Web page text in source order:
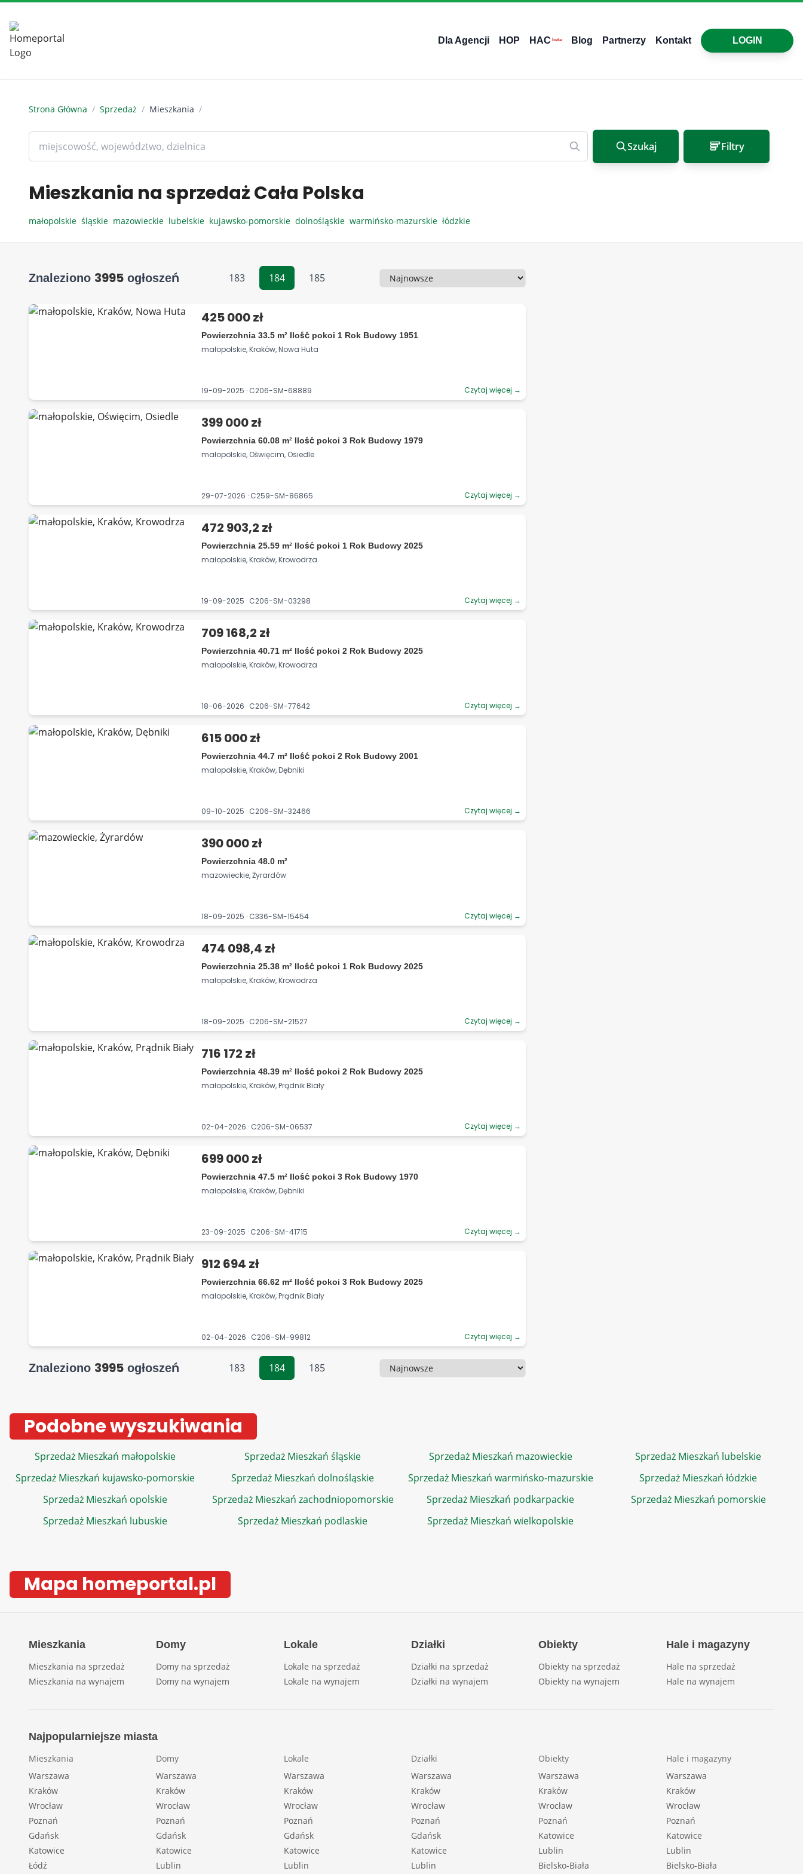
Dla Agencji HOP HAC beta Blog Partnerzy Kontakt LOGIN
Strona Główna / Sprzedaż / Mieszkania /
Szukaj Filtry
Mieszkania na sprzedaż Cała Polska
małopolskie śląskie mazowieckie lubelskie kujawsko-pomorskie dolnośląskie warmińsko-mazurskie łódzkie
Znaleziono 3995 ogłoszeń 183 184 185 Sortowanie
425 000 zł
Powierzchnia 33.5 m² Ilość pokoi 1 Rok Budowy 1951
małopolskie, Kraków, Nowa Huta
19-09-2025 · C206-SM-68889 Czytaj więcej →
399 000 zł
Powierzchnia 60.08 m² Ilość pokoi 3 Rok Budowy 1979
małopolskie, Oświęcim, Osiedle
29-07-2026 · C259-SM-86865 Czytaj więcej →
472 903,2 zł
Powierzchnia 25.59 m² Ilość pokoi 1 Rok Budowy 2025
małopolskie, Kraków, Krowodrza
19-09-2025 · C206-SM-03298 Czytaj więcej →
709 168,2 zł
Powierzchnia 40.71 m² Ilość pokoi 2 Rok Budowy 2025
małopolskie, Kraków, Krowodrza
18-06-2026 · C206-SM-77642 Czytaj więcej →
615 000 zł
Powierzchnia 44.7 m² Ilość pokoi 2 Rok Budowy 2001
małopolskie, Kraków, Dębniki
09-10-2025 · C206-SM-32466 Czytaj więcej →
390 000 zł
Powierzchnia 48.0 m²
mazowieckie, Żyrardów
18-09-2025 · C336-SM-15454 Czytaj więcej →
474 098,4 zł
Powierzchnia 25.38 m² Ilość pokoi 1 Rok Budowy 2025
małopolskie, Kraków, Krowodrza
18-09-2025 · C206-SM-21527 Czytaj więcej →
716 172 zł
Powierzchnia 48.39 m² Ilość pokoi 2 Rok Budowy 2025
małopolskie, Kraków, Prądnik Biały
02-04-2026 · C206-SM-06537 Czytaj więcej →
699 000 zł
Powierzchnia 47.5 m² Ilość pokoi 3 Rok Budowy 1970
małopolskie, Kraków, Dębniki
23-09-2025 · C206-SM-41715 Czytaj więcej →
912 694 zł
Powierzchnia 66.62 m² Ilość pokoi 3 Rok Budowy 2025
małopolskie, Kraków, Prądnik Biały
02-04-2026 · C206-SM-99812 Czytaj więcej →
Znaleziono 3995 ogłoszeń 183 184 185 Sortowanie
Podobne wyszukiwania
Sprzedaż Mieszkań małopolskie Sprzedaż Mieszkań śląskie Sprzedaż Mieszkań mazowieckie
Sprzedaż Mieszkań lubelskie
Sprzedaż Mieszkań kujawsko-pomorskie
Sprzedaż Mieszkań dolnośląskie Sprzedaż Mieszkań warmińsko-mazurskie
Sprzedaż Mieszkań łódzkie
Sprzedaż Mieszkań opolskie
Sprzedaż Mieszkań zachodniopomorskie Sprzedaż Mieszkań podkarpackie
Sprzedaż Mieszkań pomorskie
Sprzedaż Mieszkań lubuskie
Sprzedaż Mieszkań podlaskie Sprzedaż Mieszkań wielkopolskie
Mapa homeportal.pl
Mieszkania
Mieszkania na sprzedaż
Mieszkania na wynajem
Domy
Domy na sprzedaż
Domy na wynajem
Lokale
Lokale na sprzedaż
Lokale na wynajem
Działki
Działki na sprzedaż
Działki na wynajem
Obiekty
Obiekty na sprzedaż
Obiekty na wynajem
Hale i magazyny
Hale na sprzedaż
Hale na wynajem
Najpopularniejsze miasta
Mieszkania
Warszawa
Kraków
Wrocław
Poznań
Gdańsk
Katowice
Łódź
Domy
Warszawa
Kraków
Wrocław
Poznań
Gdańsk
Katowice
Lublin
Lokale
Warszawa
Kraków
Wrocław
Poznań
Gdańsk
Katowice
Lublin
Działki
Warszawa
Kraków
Wrocław
Poznań
Gdańsk
Katowice
Lublin
Obiekty
Warszawa
Kraków
Wrocław
Poznań
Katowice
Lublin
Bielsko-Biała
Hale i magazyny
Warszawa
Kraków
Wrocław
Poznań
Katowice
Lublin
Bielsko-Biała